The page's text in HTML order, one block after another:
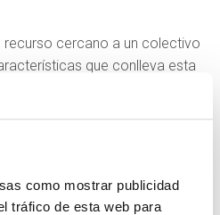
como mostrar publicidad
tráfico de esta web para
recurso cercano a un colectivo
que conlleva esta
en cuanto al estigma social que
que tiene como grupo.
información, y formación en la
atendidas con el objetivo
social y consecución de